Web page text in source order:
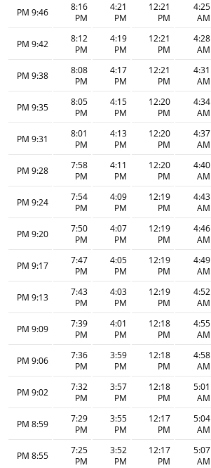
4:25
AM
12:21
PM
4:21
PM
8:16
PM
9:46 PM
4:28
AM
12:21
PM
4:19
PM
8:12
PM
9:42 PM
4:31
AM
12:21
PM
4:17
PM
8:08
PM
9:38 PM
4:34
AM
12:20
PM
4:15
PM
8:05
PM
9:35 PM
4:37
AM
12:20
PM
4:13
PM
8:01
PM
9:31 PM
4:40
AM
12:20
PM
4:11
PM
7:58
PM
9:28 PM
4:43
AM
12:19
PM
4:09
PM
7:54
PM
9:24 PM
4:46
AM
12:19
PM
4:07
PM
7:50
PM
9:20 PM
4:49
AM
12:19
PM
4:05
PM
7:47
PM
9:17 PM
4:52
AM
12:19
PM
4:03
PM
7:43
PM
9:13 PM
4:55
AM
12:18
PM
4:01
PM
7:39
PM
9:09 PM
4:58
AM
12:18
PM
3:59
PM
7:36
PM
9:06 PM
5:01
AM
12:18
PM
3:57
PM
7:32
PM
9:02 PM
5:04
AM
12:17
PM
3:55
PM
7:29
PM
8:59 PM
5:07
AM
12:17
PM
3:52
PM
7:25
PM
8:55 PM